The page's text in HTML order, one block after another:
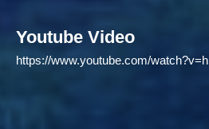
Youtube Video
https://www.youtube.com/